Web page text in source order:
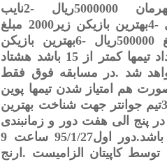
2-نایب
4-
بهترین بازیکن زیر2000 مبلغ
6-بهترین بازیکن
زیر1600 مبلغ 500000ریال در صورتی که تعداد تیمها کمتر از 15 باشد هشتاد
شد .در مسابقه فوق فقط
هم امتیاز شدن تیمها پوین
تیم جوانتر جهت شناخت بهترین
پنج الی هفت دور و زمانبندی
بیست دقیقه و پنج ثانیه فیشر(20+5*2)می باشد.دور اول95/1/27 ساعت 9
کاپیتان الزامیست .ارنج